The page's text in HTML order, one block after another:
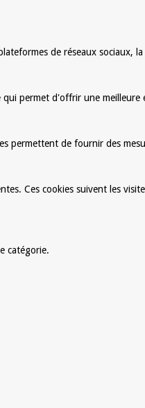
de réseaux sociaux,
permet d'offrir une
permettent de fournir des
Ces cookies suivent les
catégorie.